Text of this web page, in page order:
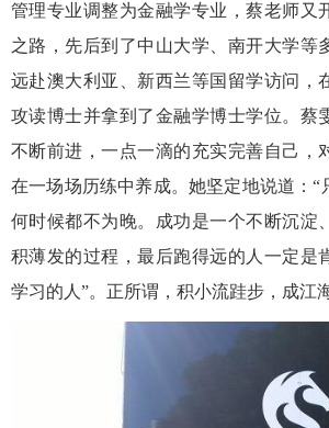
管理专业调整为金融学专业，蔡老师又
之路， 先后到了中山大学、 南开大学等
远赴澳大利 亚、 新西兰等国留学访问 ，
攻读博士并拿到了金融学博士学位。蔡
不断前进，一点一滴的充实完善自己，
在一场场历练中养成。 她坚定地说道 ：“
何时候都不为晚。成功是一个不断沉淀
积薄发的过程 ，最后跑得远的人一定是
学习的人 ”。 正所谓，积小流跬步，成江